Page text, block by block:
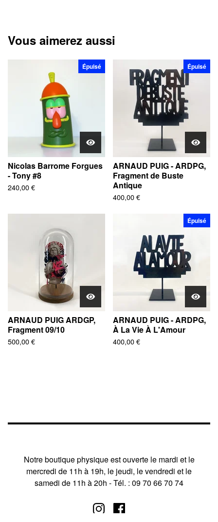
Vous aimerez aussi
Épuisé
Nicolas Barrome Forgues
- Tony #8
240,00€
Épuisé
ARNAUD PUIG - ARDPG,
Fragment de Buste
Antique
400,00€
ARNAUD PUIG ARDGP,
Fragment 09/10
500,00€
Épuisé
ARNAUD PUIG - ARDPG,
À La Vie À L'Amour
400,00€
Notre boutique physique est ouverte le mardi et le
mercredi de 11h à 19h, le jeudi, le vendredi et le
samedi de 11h à 20h - Tél. : 09 70 66 70 74